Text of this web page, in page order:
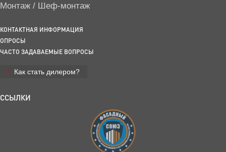
Монтаж / Шеф-монтаж
КОНТАКТНАЯ ИНФОРМАЦИЯ
ОПРОСЫ
ЧАСТО ЗАДАВАЕМЫЕ ВОПРОСЫ
Как стать дилером?
ССЫЛКИ